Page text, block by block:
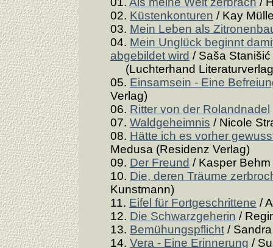
02. Küstenkonturen / Kay
03. Mein Leben als
04. Mein Unglück beginnt
abgebildet wird / Saša Stanišić
(Luchterhand
05. Einsamsein - Eine
Verlag)
06. Ritter von der Rolandnadel
07. Waldgeheimnis / Nicole
08. Hätte ich es vorher
Medusa (Residenz Verlag)
09. Der Freund / Kasper
10. Die, deren Träume
Kunstmann)
11. Eifel für Fortgeschrittene /
12. Die Schwarzgeherin /
13. Bemühungspflicht /
14. Vera - Eine Erinnerung /